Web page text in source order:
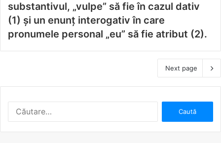
substantivul, „vulpe” să fie în cazul dativ
(1) şi un enunț interogativ în care
pronumele personal „eu” să fie atribut (2).
Next page